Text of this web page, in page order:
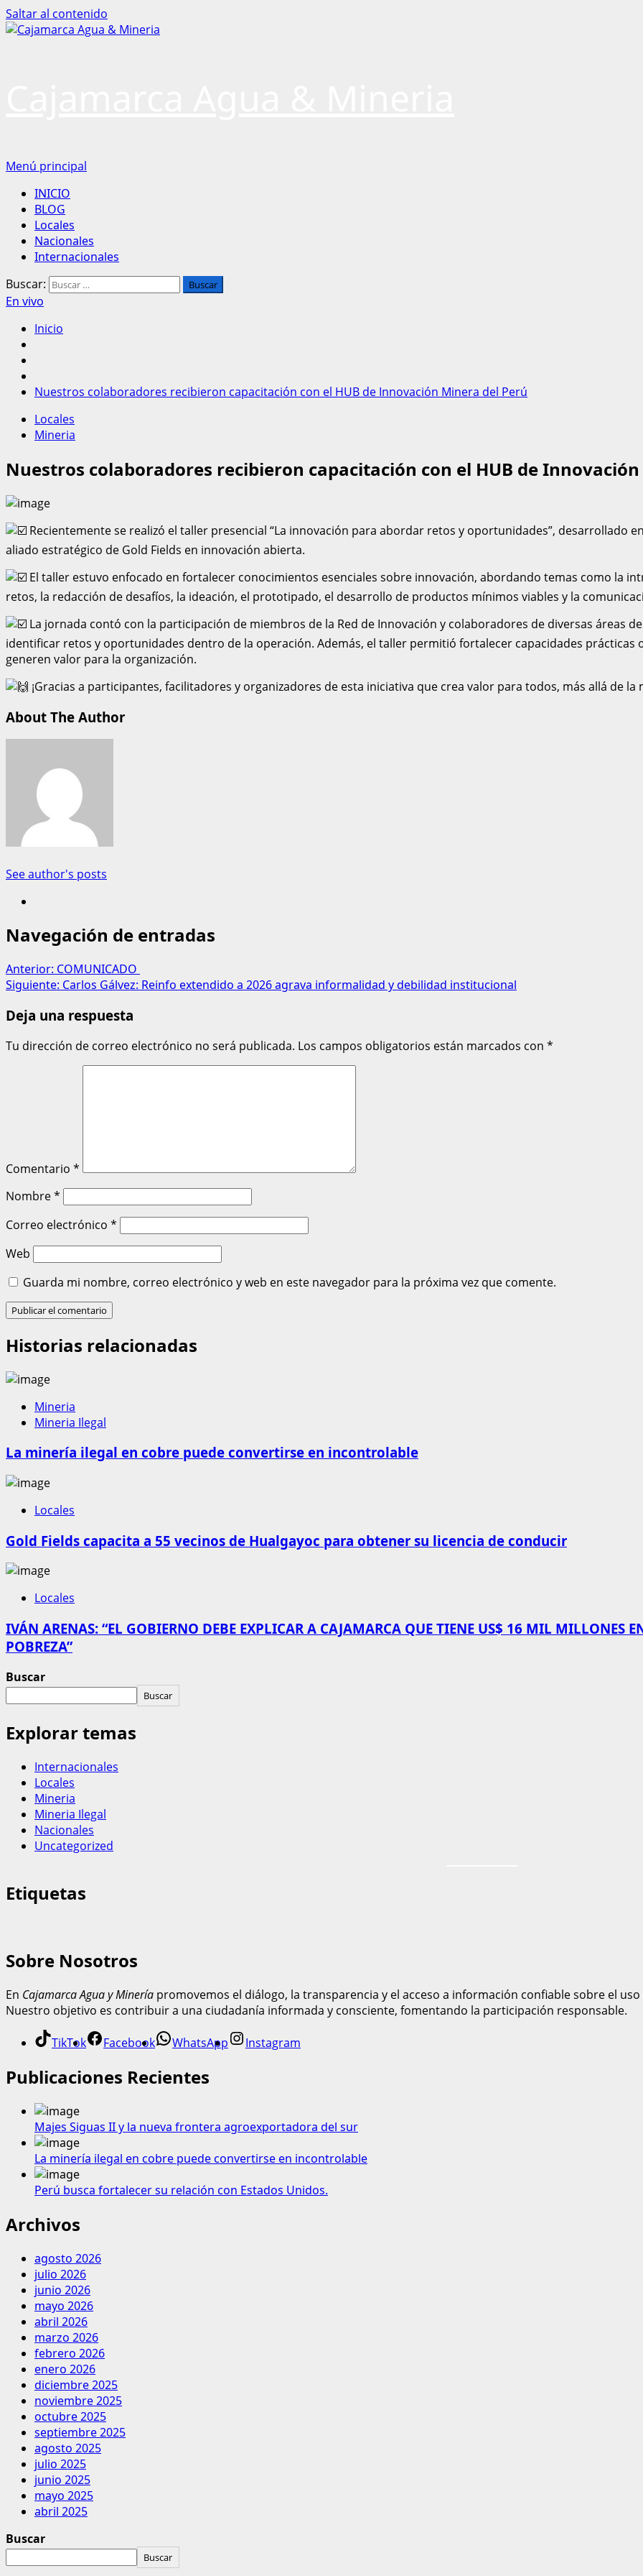
Saltar al contenido
Menú principal
INICIO
BLOG
Locales
Nacionales
Internacionales
Buscar:
En vivo
Inicio
Nuestros colaboradores recibieron capacitación con el HUB de Innovación Minera del Perú
Locales
Mineria
Nuestros colaboradores recibieron capacitación con el HUB de
Recientemente se realizó el taller presencial “La innovación para abordar retos y oportunidades”, desarrollado
aliado estratégico de Gold Fields en innovación abierta.
El taller estuvo enfocado en fortalecer conocimientos esenciales sobre innovación, abordando temas como la
retos, la redacción de desafíos, la ideación, el prototipado, el desarrollo de productos mínimos viables y la
La jornada contó con la participación de miembros de la Red de Innovación y colaboradores de diversas áreas
identificar retos y oportunidades dentro de la operación. Además, el taller permitió fortalecer capacidades
generen valor para la organización.
¡Gracias a participantes, facilitadores y organizadores de esta iniciativa que crea valor para todos, más allá de la
About The Author
See author's posts
Navegación de entradas
Anterior: COMUNICADO
Siguiente: Carlos Gálvez: Reinfo extendido a 2026 agrava informalidad y debilidad institucional
Deja una respuesta
Tu dirección de correo electrónico no será publicada. Los campos obligatorios están marcados con *
Comentario *
Nombre*
Correo electrónico *
Web
Guarda mi nombre, correo electrónico y web en este navegador para la próxima vez que comente.
Historias relacionadas
Mineria
Mineria Ilegal
La minería ilegal en cobre puede convertirse en incontrolable
Locales
Gold Fields capacita a 55 vecinos de Hualgayoc para obtener su licencia de conducir
Locales
IVÁN ARENAS: “EL GOBIERNO DEBE EXPLICAR A CAJAMARCA QUE TIENE US$ 16 MIL MILLONES
POBREZA”
Buscar
Buscar
Explorar temas
Internacionales
Locales
Mineria
Mineria Ilegal
Nacionales
Uncategorized
Etiquetas
Sobre Nosotros
En Cajamarca Agua y Minería promovemos el diálogo, la transparencia y el acceso a información confiable sobre el
Nuestro objetivo es contribuir a una ciudadanía informada y consciente, fomentando la participación responsable.
TikTok Facebook WhatsApp Instagram
Publicaciones Recientes
Majes Siguas II y la nueva frontera agroexportadora del sur
La minería ilegal en cobre puede convertirse en incontrolable
Perú busca fortalecer su relación con Estados Unidos.
Archivos
agosto 2026
julio 2026
junio 2026
mayo 2026
abril 2026
marzo 2026
febrero 2026
enero 2026
diciembre 2025
noviembre 2025
octubre 2025
septiembre 2025
agosto 2025
julio 2025
junio 2025
mayo 2025
abril 2025
Buscar
Buscar